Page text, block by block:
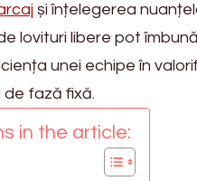
și înțelegerea
lovituri libere pot
unei echipe în
fază fixă.
in the article: